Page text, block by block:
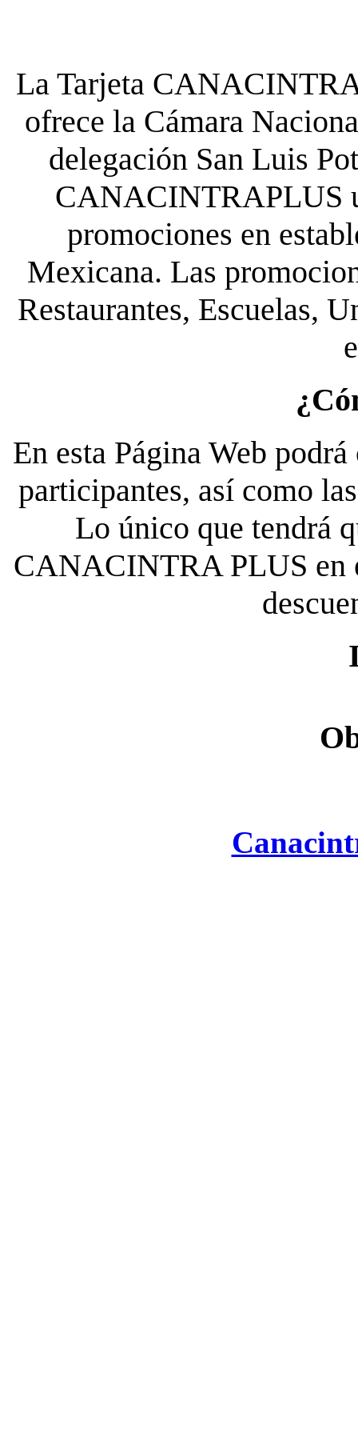
La Tarjeta
ofrece la Cámara
delegación San Luis
CANACINTRAPLUS
promociones en
Mexicana. Las
Restaurantes, Escuelas,
En esta Página Web
participantes, así como
Lo único que tendrá
CANACINTRA PLUS en